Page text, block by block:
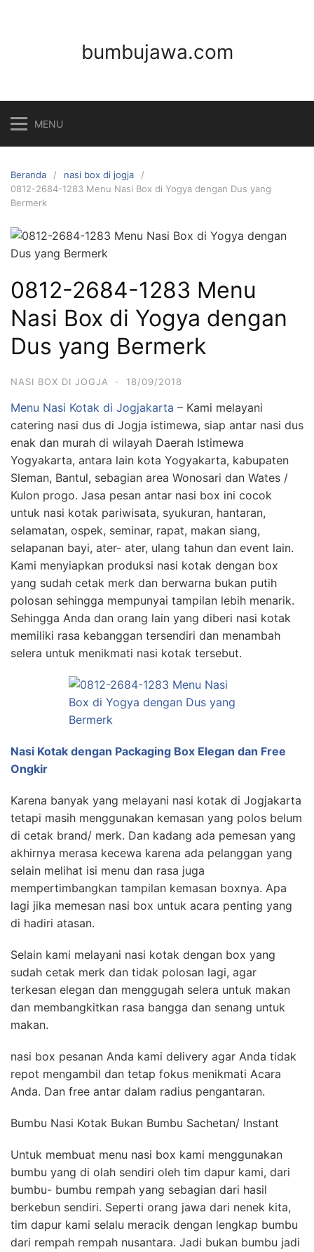
bumbujawa.com
MENU
Beranda
nasi box di jogja
0812-2684-1283 Menu Nasi Box di Yogya dengan Dus yang
Bermerk
0812-2684-1283 Menu
Nasi Box di Yogya dengan
Dus yang Bermerk
NASI BOX DI JOGJA · 18/09/2018
Menu Nasi Kotak di Jogjakarta – Kami melayani
catering nasi dus di Jogja istimewa, siap antar nasi dus
enak dan murah di wilayah Daerah Istimewa
Yogyakarta, antara lain kota Yogyakarta, kabupaten
Sleman, Bantul, sebagian area Wonosari dan Wates /
Kulon progo. Jasa pesan antar nasi box ini cocok
untuk nasi kotak pariwisata, syukuran, hantaran,
selamatan, ospek, seminar, rapat, makan siang,
selapanan bayi, ater- ater, ulang tahun dan event lain.
Kami menyiapkan produksi nasi kotak dengan box
yang sudah cetak merk dan berwarna bukan putih
polosan sehingga mempunyai tampilan lebih menarik.
Sehingga Anda dan orang lain yang diberi nasi kotak
memiliki rasa kebanggan tersendiri dan menambah
selera untuk menikmati nasi kotak tersebut.
Nasi Kotak dengan Packaging Box Elegan dan Free
Ongkir
Karena banyak yang melayani nasi kotak di Jogjakarta
tetapi masih menggunakan kemasan yang polos belum
di cetak brand/ merk. Dan kadang ada pemesan yang
akhirnya merasa kecewa karena ada pelanggan yang
selain melihat isi menu dan rasa juga
mempertimbangkan tampilan kemasan boxnya. Apa
lagi jika memesan nasi box untuk acara penting yang
di hadiri atasan.
Selain kami melayani nasi kotak dengan box yang
sudah cetak merk dan tidak polosan lagi, agar
terkesan elegan dan menggugah selera untuk makan
dan membangkitkan rasa bangga dan senang untuk
makan.
nasi box pesanan Anda kami delivery agar Anda tidak
repot mengambil dan tetap fokus menikmati Acara
Anda. Dan free antar dalam radius pengantaran.
Bumbu Nasi Kotak Bukan Bumbu Sachetan/ Instant
Untuk membuat menu nasi box kami menggunakan
bumbu yang di olah sendiri oleh tim dapur kami, dari
bumbu- bumbu rempah yang sebagian dari hasil
berkebun sendiri. Seperti orang jawa dari nenek kita,
tim dapur kami selalu meracik dengan lengkap bumbu
dari rempah rempah nusantara. Jadi bukan bumbu jadi